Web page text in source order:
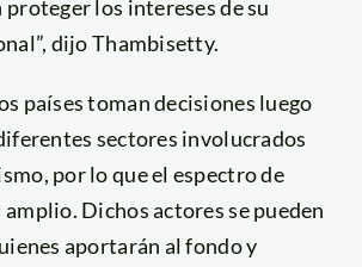
proteger los intereses de su
dijo Thambisetty.
países toman decisiones luego
sectores involucrados
por lo que el espectro de
amplio. Dichos actores se pueden
aportarán al fondo y